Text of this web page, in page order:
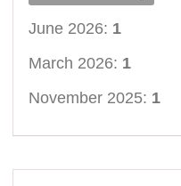
June 2026: 1
March 2026: 1
November 2025: 1